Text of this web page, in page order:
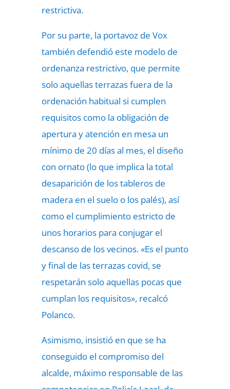
restrictiva.
Por su parte, la portavoz de Vox
también defendió este modelo de
ordenanza restrictivo, que permite
solo aquellas terrazas fuera de la
ordenación habitual si cumplen
requisitos como la obligación de
apertura y atención en mesa un
mínimo de 20 días al mes, el diseño
con ornato (lo que implica la total
desaparición de los tableros de
madera en el suelo o los palés), así
como el cumplimiento estricto de
unos horarios para conjugar el
descanso de los vecinos. «Es el punto
y final de las terrazas covid, se
respetarán solo aquellas pocas que
cumplan los requisitos», recalcó
Polanco.
Asimismo, insistió en que se ha
conseguido el compromiso del
alcalde, máximo responsable de las